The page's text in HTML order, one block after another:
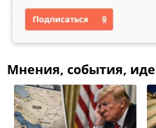
Мнения, события,